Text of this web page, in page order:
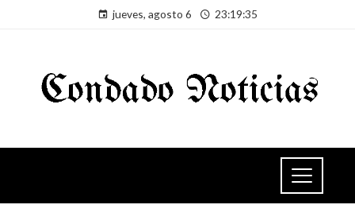
jueves, agosto 6 23:19:35